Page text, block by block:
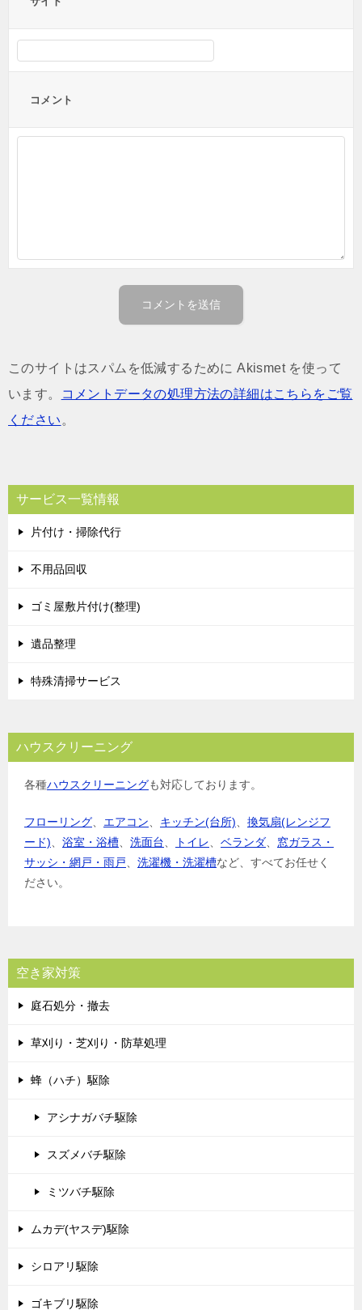
コメント
このサイトはスパムを低減するために Akismet を使って
います。
コメントデータの処理方法の詳細はこちらをご覧
ください 。
サービス一覧情報
片付け・掃除代行
不用品回収
ゴミ屋敷片付け(整理)
遺品整理
特殊清掃サービス
ハウスクリーニング
各種ハウスクリーニングも対応しております。
フローリング エアコン キッチン(台所)
換気扇(レンジフ
ード)
浴室・浴槽 洗面台 トイレ ベランダ
窓ガラス・
サッシ・網戸・雨戸
洗濯機・洗濯槽など、すべてお任せく
ださい。
空き家対策
庭石処分・撤去
草刈り・芝刈り・防草処理
蜂（ハチ）駆除
アシナガバチ駆除
スズメバチ駆除
ミツバチ駆除
ムカデ(ヤスデ)駆除
シロアリ駆除
ゴキブリ駆除